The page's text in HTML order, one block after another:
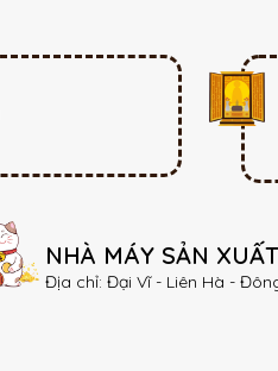
NHÀ MÁY SẢN XUẤT
Địa chỉ: Đại Vĩ - Liên Hà -